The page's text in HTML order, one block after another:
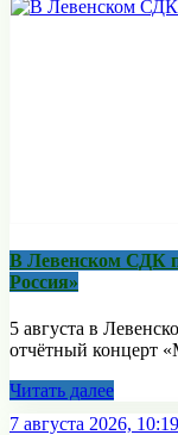
В Левенском СДК
Россия»
5 августа в
отчётный концерт
Читать далее
7 августа 2026, 10:19